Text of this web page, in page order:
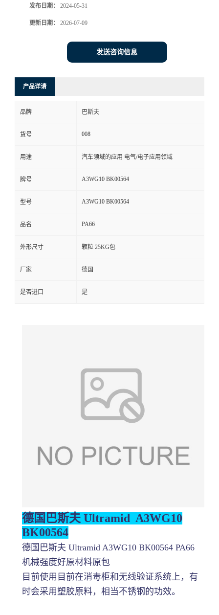
在
发布日期： 2024-05-31
更新日期： 2026-07-09
发送咨询信息
产品详请
品牌 巴斯夫
货号 008
用途 汽车领域的应用 电气/电子应用领域
牌号 A3WG10 BK00564
型号 A3WG10 BK00564
品名 PA66
外形尺寸 颗粒 25KG包
厂家 德国
是否进口 是
德国巴斯夫 Ultramid A3WG10
BK00564
德国巴斯夫 Ultramid A3WG10 BK00564 PA66
机械强度好原材料原包
目前使用目前在消毒柜和无线验证系统上，有
时会采用塑胶原料，相当不锈钢的功效。